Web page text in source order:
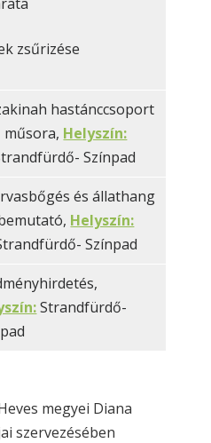
zsűrizése
hastánccsoport
műsora, Helyszín:
Színpad
és állathang
Helyszín:
Színpad
Strandfürdő-
megyei Diana
szervezésében